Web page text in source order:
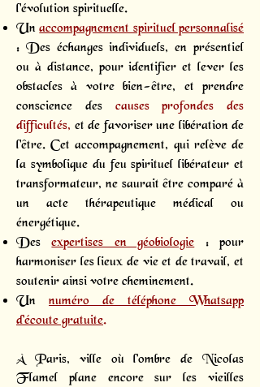
l'évolution spirituelle.
Unaccompagnement spirituel personnalisé
: Des échanges individuels, en présentiel
ou à distance, pour identifier et lever les
obstacles à votre bien-être, et prendre
conscience des
causes profondes des
difficultés, et de favoriser une libération de
l'être. Cet accompagnement, qui relève de
la symbolique du feu spirituel libérateur et
transformateur, ne saurait être comparé à
un acte thérapeutique médical ou
énergétique.
Desexpertises en géobiologie: pour
harmoniser les lieux de vie et de travail, et
soutenir ainsi votre cheminement.
Un numéro de téléphone Whatsapp
d’écoute gratuite.
À Paris, ville où l’ombre de Nicolas
Flamel plane encore sur les vieilles